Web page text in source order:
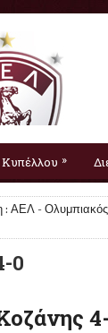
»
: ΑΕΛ - Ολυμπιακός
0